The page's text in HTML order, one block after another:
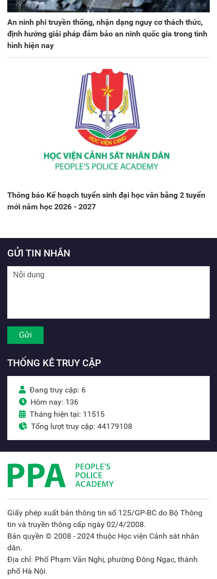
An ninh phi truyền thống, nhận dạng nguy cơ thách thức,
định hướng giải pháp đảm bảo an ninh quốc gia trong tình
hình hiện nay
Thông báo Kế hoạch tuyển sinh đại học văn bằng 2 tuyển
mới năm học 2026 - 2027
GỬI TIN NHẮN
THỐNG KÊ TRUY CẬP
Đang truy cập: 6
Hôm nay: 136
Tháng hiện tại: 11515
Tổng lượt truy cập: 44179108
Giấy phép xuất bản thông tin số 125/GP-BC do Bộ Thông
tin và truyền thông cấp ngày 02/4/2008.
Bản quyền © 2008 - 2024 thuộc Học viện Cảnh sát nhân
dân.
Địa chỉ: Phố Phạm Văn Nghị, phường Đông Ngạc, thành
phố Hà Nội.